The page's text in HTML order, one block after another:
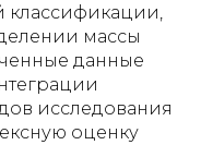
классификации,
массы
данные
исследования
оценку